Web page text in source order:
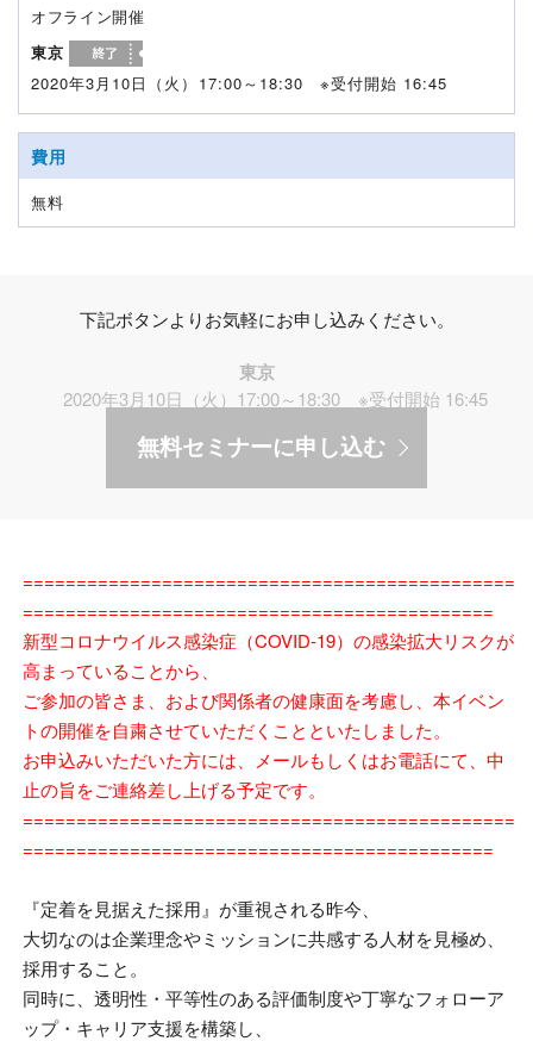
オフライン開催
東京
2020年3月10日（火）17:00～18:30 ※受付開始 16:45
費用
無料
下記ボタンよりお気軽にお申し込みください。
東京
2020年3月10日（火）17:00～18:30 ※受付開始 16:45
無料セミナーに申し込む
==============================================
============================================
新型コロナウイルス感染症（COVID-19）の感染拡大リスクが
高まっていることから、
ご参加の皆さま、および関係者の健康面を考慮し、本イベン
トの開催を自粛させていただくことといたしました。
お申込みいただいた方には、メールもしくはお電話にて、中
止の旨をご連絡差し上げる予定です。
==============================================
============================================
『定着を見据えた採用』が重視される昨今、
大切なのは企業理念やミッションに共感する人材を見極め、
採用すること。
同時に、透明性・平等性のある評価制度や丁寧なフォローア
ップ・キャリア支援を構築し、